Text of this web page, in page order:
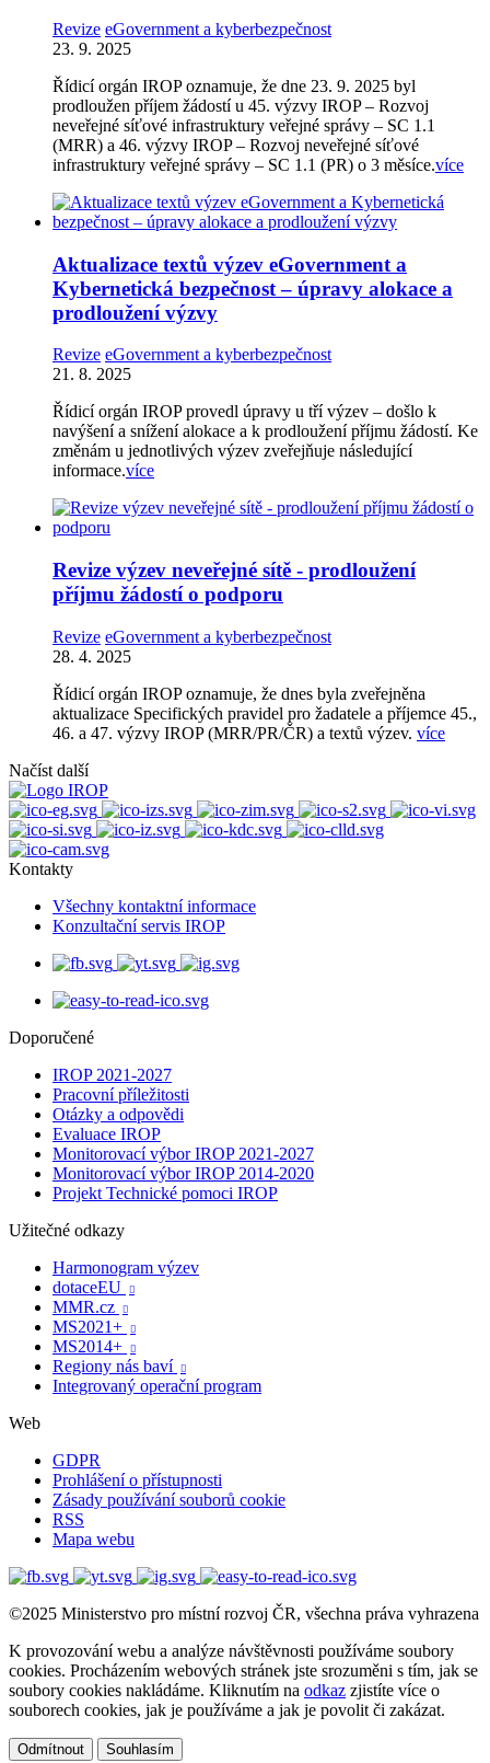
Revize eGovernment a kyberbezpečnost
23. 9. 2025
Řídicí orgán IROP oznamuje, že dne 23. 9. 2025 byl
prodloužen příjem žádostí u 45. výzvy IROP – Rozvoj
neveřejné síťové infrastruktury veřejné správy – SC 1.1
(MRR) a 46. výzvy IROP – Rozvoj neveřejné síťové
infrastruktury veřejné správy – SC 1.1 (PR) o 3 měsíce.více
Aktualizace textů výzev eGovernment a
Kybernetická bezpečnost – úpravy alokace a
prodloužení výzvy
Revize eGovernment a kyberbezpečnost
21. 8. 2025
Řídicí orgán IROP provedl úpravy u tří výzev – došlo k
navýšení a snížení alokace a k prodloužení příjmu žádostí. Ke
změnám u jednotlivých výzev zveřejňuje následující
informace.více
Revize výzev neveřejné sítě - prodloužení
příjmu žádostí o podporu
Revize eGovernment a kyberbezpečnost
28. 4. 2025
Řídicí orgán IROP oznamuje, že dnes byla zveřejněna
aktualizace Specifických pravidel pro žadatele a příjemce 45.,
46. a 47. výzvy IROP (MRR/PR/ČR) a textů výzev. více
Načíst další
Kontakty
Všechny kontaktní informace
Konzultační servis IROP
Doporučené
IROP 2021-2027
Pracovní příležitosti
Otázky a odpovědi
Evaluace IROP
Monitorovací výbor IROP 2021-2027
Monitorovací výbor IROP 2014-2020
Projekt Technické pomoci IROP
Užitečné odkazy
Harmonogram výzev
dotaceEU

MMR.cz 
MS2021+ 
MS2014+ 
Regiony nás baví 
Integrovaný operační program
Web
GDPR
Prohlášení o přístupnosti
Zásady používání souborů cookie
RSS
Mapa webu
©2025 Ministerstvo pro místní rozvoj ČR, všechna práva vyhrazena
K provozování webu a analýze návštěvnosti používáme soubory
cookies. Procházením webových stránek jste srozuměni s tím, jak se
soubory cookies nakládáme. Kliknutím na odkaz zjistíte více o
souborech cookies, jak je používáme a jak je povolit či zakázat.
Odmítnout Souhlasím